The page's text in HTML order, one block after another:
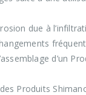
due à
d’un
Produits